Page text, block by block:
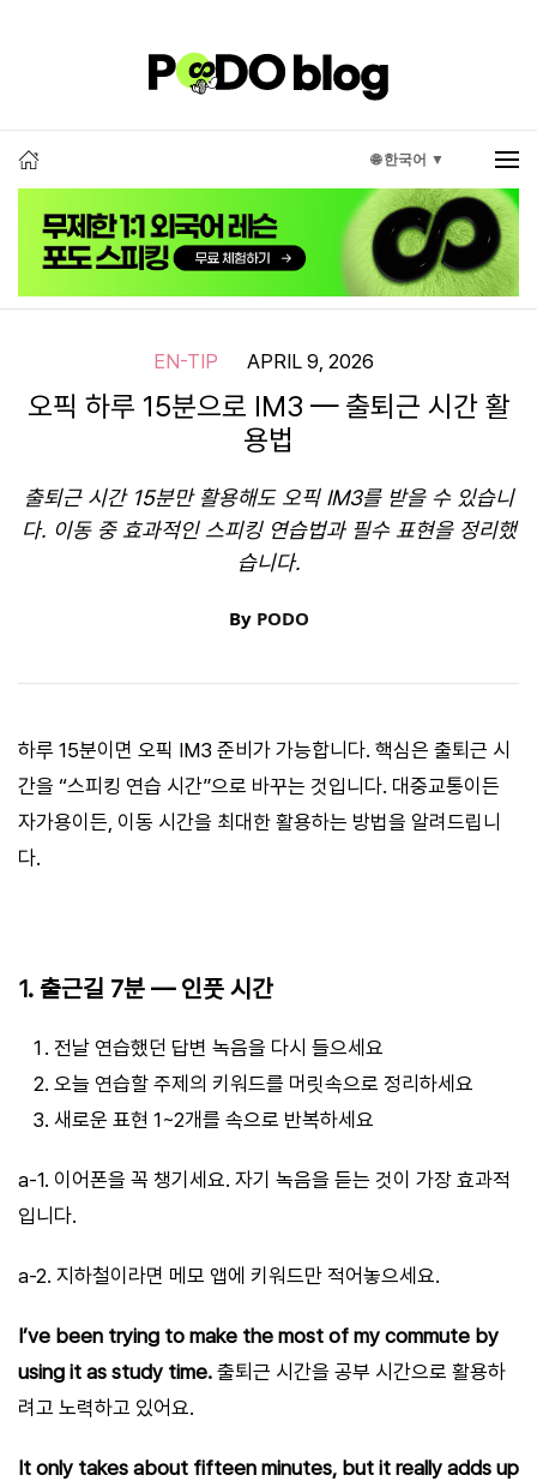
🌐 한국어 ▼
EN-TIP APRIL 9, 2026
오픽 하루 15분으로 IM3 — 출퇴근 시간 활
용법
출퇴근 시간 15분만 활용해도 오픽 IM3를 받을 수 있습니
다. 이동 중 효과적인 스피킹 연습법과 필수 표현을 정리했
습니다.
By PODO
하루 15분이면 오픽 IM3 준비가 가능합니다. 핵심은 출퇴근 시
간을 “스피킹 연습 시간”으로 바꾸는 것입니다. 대중교통이든
자가용이든, 이동 시간을 최대한 활용하는 방법을 알려드립니
다.
1. 출근길 7분 — 인풋 시간
전날 연습했던 답변 녹음을 다시 들으세요
오늘 연습할 주제의 키워드를 머릿속으로 정리하세요
새로운 표현 1~2개를 속으로 반복하세요
a-1. 이어폰을 꼭 챙기세요. 자기 녹음을 듣는 것이 가장 효과적
입니다.
a-2. 지하철이라면 메모 앱에 키워드만 적어놓으세요.
I’ve been trying to make the most of my commute by
using it as study time. 출퇴근 시간을 공부 시간으로 활용하
려고 노력하고 있어요.
It only takes about fifteen minutes, but it really adds up